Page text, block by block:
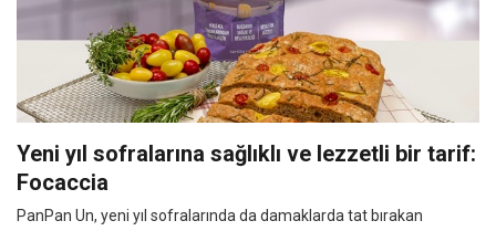
Yeni yıl sofralarına sağlıklı ve lezzetli bir tarif:
Focaccia
PanPan Un, yeni yıl sofralarında da damaklarda tat bırakan